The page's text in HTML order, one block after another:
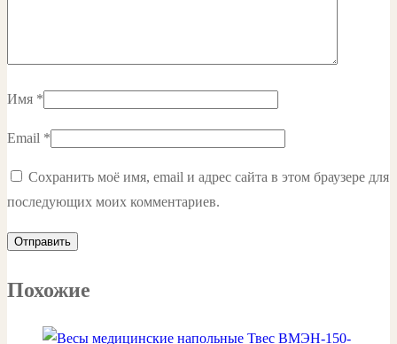
Имя *
Email *
Сохранить моё имя, email и адрес сайта в этом браузере для
последующих моих комментариев.
Похожие